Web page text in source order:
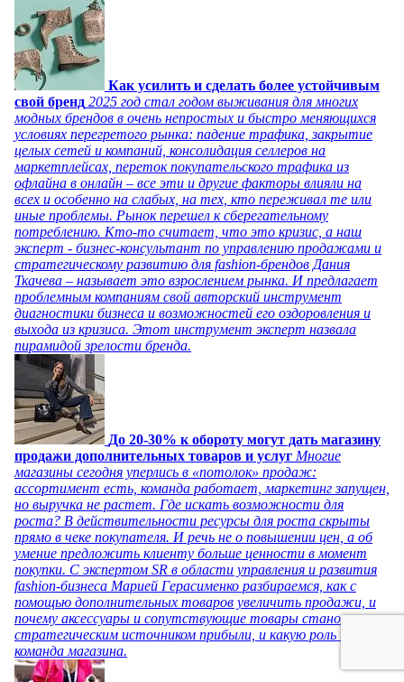
Как усилить и сделать более устойчивым
свой бренд 2025 год стал годом выживания для многих
модных брендов в очень непростых и быстро меняющихся
условиях перегретого рынка: падение трафика, закрытие
целых сетей и компаний, консолидация селлеров на
маркетплейсах, переток покупательского трафика из
офлайна в онлайн – все эти и другие факторы влияли на
всех и особенно на слабых, на тех, кто переживал те или
иные проблемы. Рынок перешел к сберегательному
потреблению. Кто-то считает, что это кризис, а наш
эксперт - бизнес-консультант по управлению продажами и
стратегическому развитию для fashion-брендов Дания
Ткачева – называет это взрослением рынка. И предлагает
проблемным компаниям свой авторский инструмент
диагностики бизнеса и возможностей его оздоровления и
выхода из кризиса. Этот инструмент эксперт назвала
пирамидой зрелости бренда.
До 20-30% к обороту могут дать магазину
продажи дополнительных товаров и услуг Многие
магазины сегодня уперлись в «потолок» продаж:
ассортимент есть, команда работает, маркетинг запущен,
но выручка не растет. Где искать возможности для
роста? В действительности ресурсы для роста скрыты
прямо в чеке покупателя. И речь не о повышении цен, а об
умение предложить клиенту больше ценности в момент
покупки. С экспертом SR в области управления и развития
fashion-бизнеса Марией Герасименко разбираемся, как с
помощью дополнительных товаров увеличить продажи, и
почему аксессуары и сопутствующие товары становятся
стратегическим источником прибыли, и какую роль играет
команда магазина.